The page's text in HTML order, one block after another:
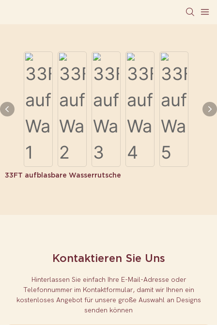
33FT aufblasbare Wasserrutsche
Kontaktieren Sie Uns
Hinterlassen Sie einfach Ihre E-Mail-Adresse oder
Telefonnummer im Kontaktformular, damit wir Ihnen ein
kostenloses Angebot für unsere große Auswahl an Designs
senden können